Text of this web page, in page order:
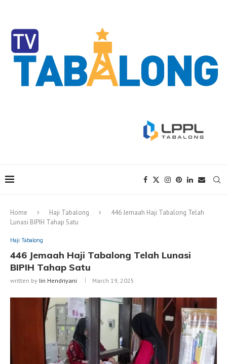
Home Haji Tabalong
446 Jemaah Haji Tabalong Telah
Lunasi BIPIH Tahap Satu
Haji Tabalong
446 Jemaah Haji Tabalong Telah Lunasi
BIPIH Tahap Satu
written by Iin Hendriyani March 19, 2025